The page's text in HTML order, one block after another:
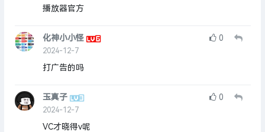
播放器官方
化神小小怪
2024-12-7
0
打广告的吗
玉真子
2024-12-7
0
VC才晓得v呢